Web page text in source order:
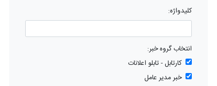
کلیدواژه:
انتخاب گروه خبر:
کارتابل - تابلو اعلانات
خبر مدیر عامل